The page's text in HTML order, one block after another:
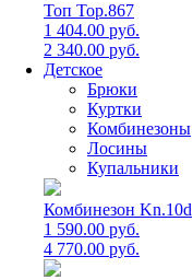
Топ Top.867
1 404.00 руб.
2 340.00 руб.
Детское
Брюки
Куртки
Комбинезоны
Лосины
Купальники
Комбинезон Kn.10d
1 590.00 руб.
4 770.00 руб.